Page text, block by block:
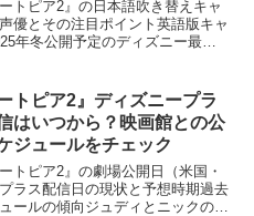
トピア2』の日本語吹き替えキャ
優とその注目ポイント英語版キャ
年冬公開予定のディズニー最新
トピア2』ディズニープラ
はいつから？映画館との公
ジュールをチェック
トピア2』の劇場公開日（米国・
ラス配信日の現状と予想時期過去
ールの傾向ジュディとニックの新